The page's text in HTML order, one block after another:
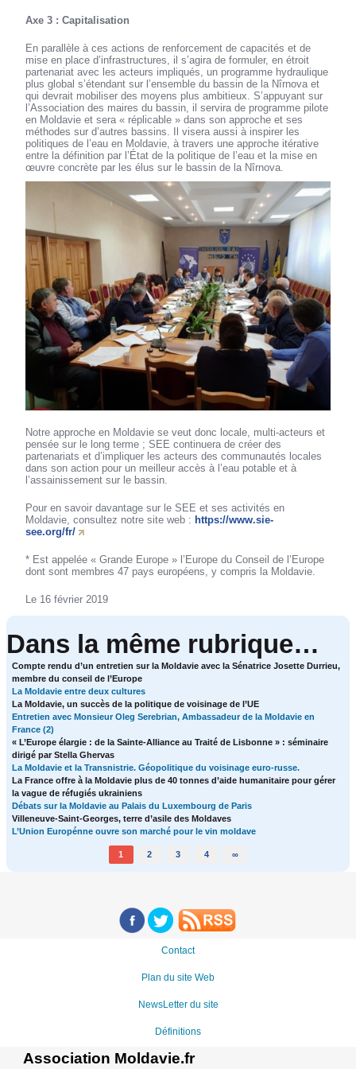
Axe 3 : Capitalisation
En parallèle à ces actions de renforcement de capacités et de
mise en place d’infrastructures, il s’agira de formuler, en étroit
partenariat avec les acteurs impliqués, un programme hydraulique
plus global s’étendant sur l’ensemble du bassin de la Nîrnova et
qui devrait mobiliser des moyens plus ambitieux. S’appuyant sur
l’Association des maires du bassin, il servira de programme pilote
en Moldavie et sera « réplicable » dans son approche et ses
méthodes sur d’autres bassins. Il visera aussi à inspirer les
politiques de l’eau en Moldavie, à travers une approche itérative
entre la définition par l’État de la politique de l’eau et la mise en
œuvre concrète par les élus sur le bassin de la Nîrnova.
Notre approche en Moldavie se veut donc locale, multi-acteurs et
pensée sur le long terme ; SEE continuera de créer des
partenariats et d’impliquer les acteurs des communautés locales
dans son action pour un meilleur accès à l’eau potable et à
l’assainissement sur le bassin.
Pour en savoir davantage sur le SEE et ses activités en
Moldavie, consultez notre site web : https://www.sie-
see.org/fr/
* Est appelée « Grande Europe » l’Europe du Conseil de l’Europe
dont sont membres 47 pays européens, y compris la Moldavie.
Le 16 février 2019
Dans la même rubrique…
Compte rendu d’un entretien sur la Moldavie avec la Sénatrice Josette Durrieu,
membre du conseil de l’Europe
La Moldavie entre deux cultures
La Moldavie, un succès de la politique de voisinage de l’UE
Entretien avec Monsieur Oleg Serebrian, Ambassadeur de la Moldavie en
France (2)
« L’Europe élargie : de la Sainte-Alliance au Traité de Lisbonne » : séminaire
dirigé par Stella Ghervas
La Moldavie et la Transnistrie. Géopolitique du voisinage euro-russe.
La France offre à la Moldavie plus de 40 tonnes d’aide humanitaire pour gérer
la vague de réfugiés ukrainiens
Débats sur la Moldavie au Palais du Luxembourg de Paris
Villeneuve-Saint-Georges, terre d’asile des Moldaves
L’Union Europénne ouvre son marché pour le vin moldave
1 2 3 4 ∞
Contact
Plan du site Web
NewsLetter du site
Définitions
Association Moldavie.fr